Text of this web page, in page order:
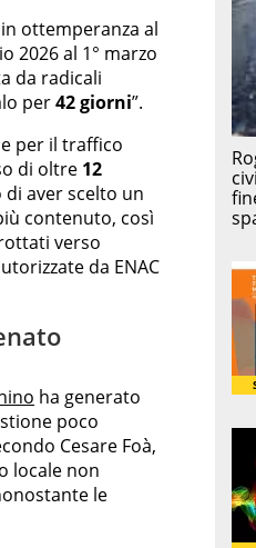
ottemperanza al
2026 al 1° marzo
da radicali
per42 giorni”.
per il traffico
di oltre 12
aver scelto un
contenuto, così
verso
da ENAC
ha generato
poco
Cesare Foà,
locale non
le